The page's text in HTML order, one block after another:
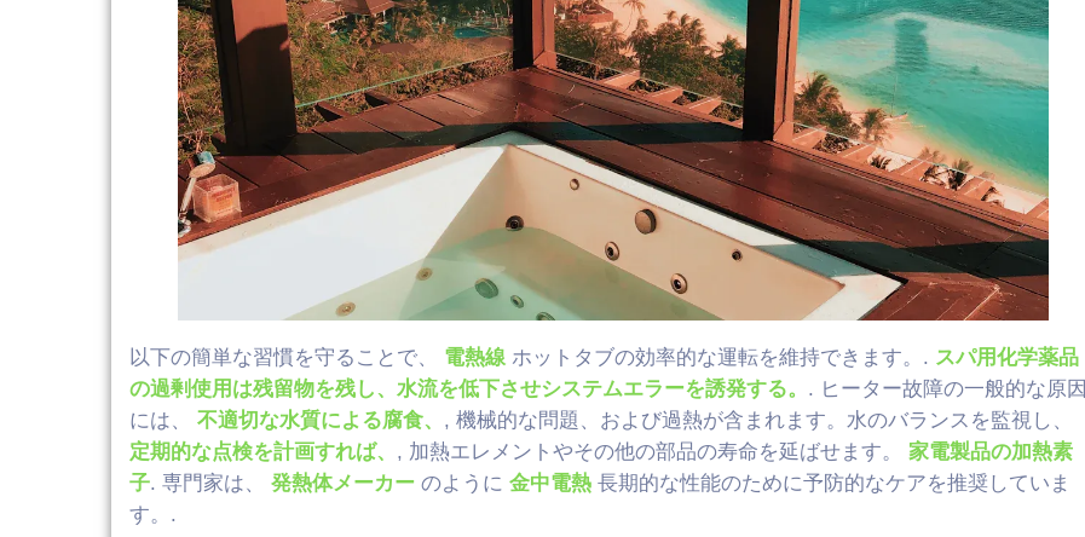
以下の簡単な習慣を守ることで、 電熱線 ホットタブの効率的な運転を維持できます。.
スパ用化学薬品
の過剰使用は残留物を残し、水流を低下させシステムエラーを誘発する。
. ヒーター故障の一般的な原因
には、 不適切な水質による腐食、
, 機械的な問題、および過熱が含まれます。水のバランスを監視し、
定期的な点検を計画すれば、
, 加熱エレメントやその他の部品の寿命を延ばせます。 家電製品の加熱素
子 . 専門家は、 発熱体メーカー のように 金中電熱 長期的な性能のために予防的なケアを推奨していま
す。.